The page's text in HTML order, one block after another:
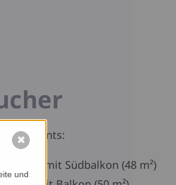
Apartments:
Genuss mit Südbalkon (48 m²)
und
✖